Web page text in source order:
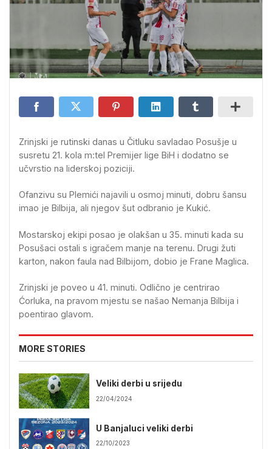
Zrinjski je rutinski danas u Čitluku savladao Posušje u
susretu 21. kola m:tel Premijer lige BiH i dodatno se
učvrstio na liderskoj poziciji.
Ofanzivu su Plemići najavili u osmoj minuti, dobru šansu
imao je Bilbija, ali njegov šut odbranio je Kukić.
Mostarskoj ekipi posao je olakšan u 35. minuti kada su
Posušaci ostali s igračem manje na terenu. Drugi žuti
karton, nakon faula nad Bilbijom, dobio je Frane Maglica.
Zrinjski je poveo u 41. minuti. Odlično je centrirao
Ćorluka, na pravom mjestu se našao Nemanja Bilbija i
poentirao glavom.
MORE STORIES
Veliki derbi u srijedu
22/04/2024
U Banjaluci veliki derbi
22/10/2023